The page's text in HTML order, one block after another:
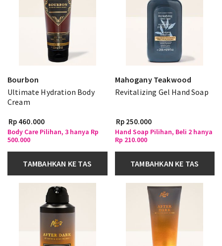
Bourbon
Ultimate Hydration Body
Cream
Rp 460.000
Body Care Pilihan, 3 hanya Rp
500.000
TAMBAHKAN KE TAS
Mahogany Teakwood
Revitalizing Gel Hand Soap
Rp 250.000
Hand Soap Pilihan, Beli 2 hanya
Rp 210.000
TAMBAHKAN KE TAS